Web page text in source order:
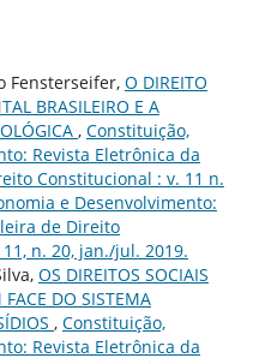
Fensterseifer, O DIREITO
BRASILEIRO E A
, Constituição,
Revista Eletrônica da
Constitucional : v. 11 n.
e Desenvolvimento:
de Direito
n. 20, jan./jul. 2019.
OS DIREITOS SOCIAIS
DO SISTEMA
, Constituição,
Revista Eletrônica da